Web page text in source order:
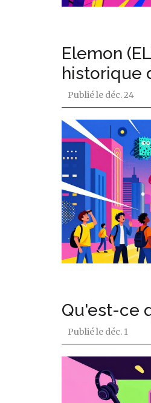
Elemon
historique
Publié le déc. 24
Qu'est-ce
Publié le déc. 1